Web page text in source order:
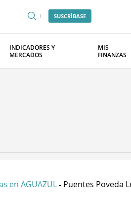
SUSCRÍBASE
INDICADORES Y
MERCADOS
MIS
FINANZAS
en AGUAZUL - Puentes Poveda